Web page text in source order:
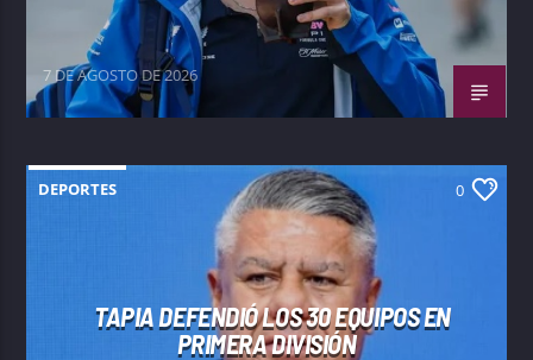
7 DE AGOSTO DE 2026
DEPORTES 0
TAPIA DEFENDIÓ LOS 30 EQUIPOS EN
PRIMERA DIVISIÓN